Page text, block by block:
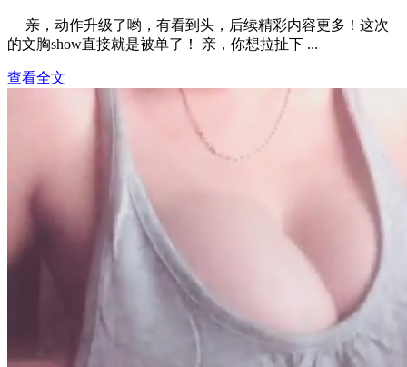
亲，动作升级了哟，有看到头，后续精彩内容更多！这次
的文胸show直接就是被单了！ 亲，你想拉扯下 ...
查看全文